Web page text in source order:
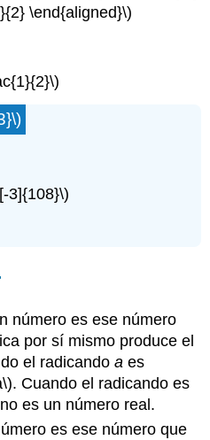
\end{aligned}\)
3]{108}\)
número es ese número
por sí mismo produce el
el radicandoa es
. Cuando el radicando es
es un número real.
es ese número que